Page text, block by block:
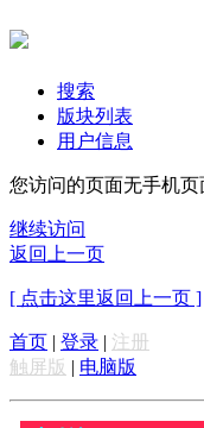
搜索
版块列表
用户信息
您访问的页面无手机
继续访问
返回上一页
[ 点击这里返回上一页 ]
首页 | 登录 | 注册
触屏版 | 电脑版